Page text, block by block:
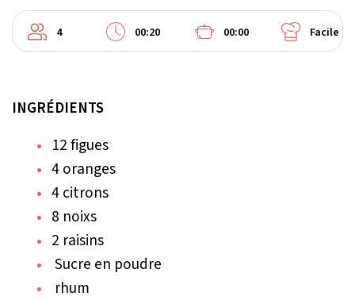
4 00:20 00:00 Facile
INGRÉDIENTS
12 figues
4 oranges
4 citrons
8 noixs
2 raisins
Sucre en poudre
rhum